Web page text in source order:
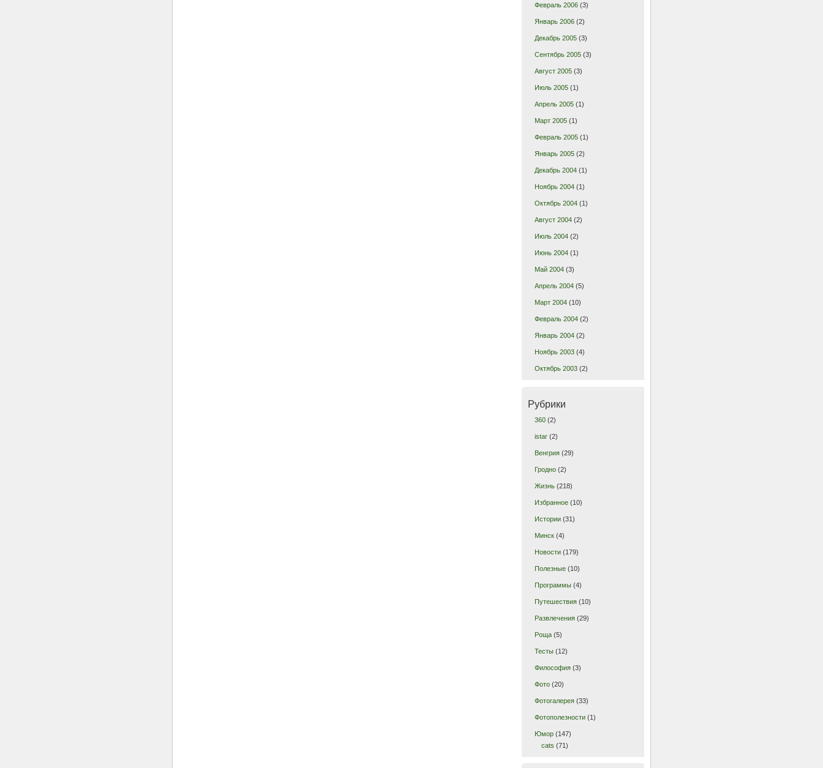
Февраль 2006(3)
Январь 2006(2)
Декабрь 2005(3)
Сентябрь 2005(3)
Август 2005(3)
Июль 2005(1)
Апрель 2005(1)
Март 2005(1)
Февраль 2005(1)
Январь 2005(2)
Декабрь 2004(1)
Ноябрь 2004(1)
Октябрь 2004(1)
Август 2004(2)
Июль 2004(2)
Июнь 2004(1)
Май 2004(3)
Апрель 2004(5)
Март 2004(10)
Февраль 2004(2)
Январь 2004(2)
Ноябрь 2003(4)
Октябрь 2003(2)
Рубрики
360(2)
istar(2)
Венгрия(29)
Гродно(2)
Жизнь(218)
Избранное(10)
Истории(31)
Минск(4)
Новости(179)
Полезные(10)
Программы(4)
Путешествия(10)
Развлечения(29)
Роща(5)
Тесты(12)
Философия(3)
Фото(20)
Фотогалерея(33)
Фотополезности(1)
Юмор(147)
cats (71)